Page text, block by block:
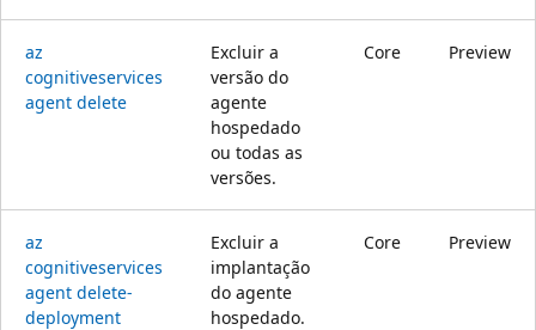
az
cognitiveservices
agent delete
Excluir a
versão do
agente
hospedado
ou todas as
versões.
Core Preview
az
cognitiveservices
agent delete-
deployment
Excluir a
implantação
do agente
hospedado.
Core Preview